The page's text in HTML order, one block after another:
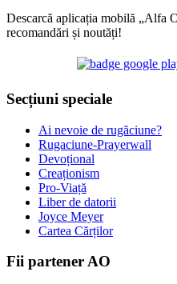
Descarcă aplicația mobilă „Alfa
recomandări și noutăți!
Secțiuni speciale
Ai nevoie de rugăciune?
Rugaciune-Prayerwall
Devoțional
Creaționism
Pro-Viață
Liber de datorii
Joyce Meyer
Cartea Cărților
Fii partener AO